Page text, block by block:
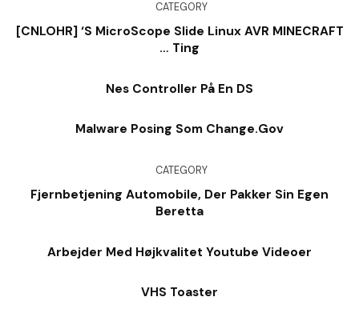
CATEGORY
[CNLOHR] ‘s MicroScope Slide Linux AVR MINECRAFT
… Ting
Nes Controller På En DS
Malware Posing Som Change.Gov
CATEGORY
Fjernbetjening Automobile, Der Pakker Sin Egen
Beretta
Arbejder Med Højkvalitet Youtube Videoer
VHS Toaster